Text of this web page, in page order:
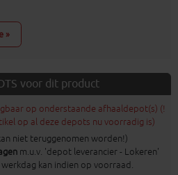
»
voor dit product
op onderstaande afhaaldepot(s) (!
op al deze depots nu voorradig is)
niet teruggenomen worden!)
m.u.v. 'depot leverancier - Lokeren'
kan indien op voorraad.